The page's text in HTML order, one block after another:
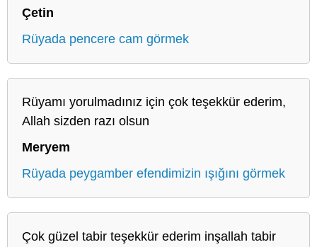
Çetin
Rüyada pencere cam görmek
Rüyamı yorulmadınız için çok teşekkür ederim,
Allah sizden razı olsun
Meryem
Rüyada peygamber efendimizin ışığını görmek
Çok güzel tabir teşekkür ederim inşallah tabir